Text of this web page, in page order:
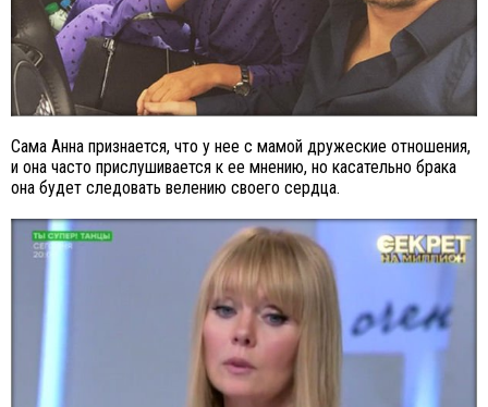
Сама Анна признается, что у нее с мамой дружеские отношения,
и она часто прислушивается к ее мнению, но касательно брака
она будет следовать велению своего сердца.